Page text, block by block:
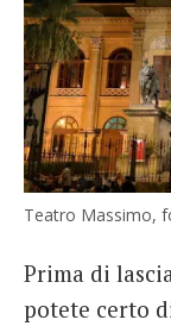
Teatro Massimo,
Prima di
potete certo